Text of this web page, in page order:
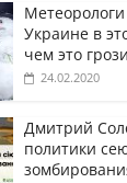
Украине в
чем это
24.02.2020
Дмитрий
политики